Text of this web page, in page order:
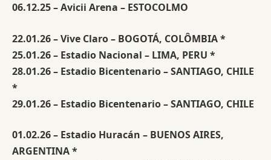
06.12.25 – Avicii Arena – ESTOCOLMO
22.01.26 – Vive Claro – BOGOTÁ, COLÔMBIA *
25.01.26 – Estadio Nacional – LIMA, PERU *
28.01.26 – Estadio Bicentenario – SANTIAGO, CHILE
*
29.01.26 – Estadio Bicentenario – SANTIAGO, CHILE
01.02.26 – Estadio Huracán – BUENOS AIRES,
ARGENTINA *